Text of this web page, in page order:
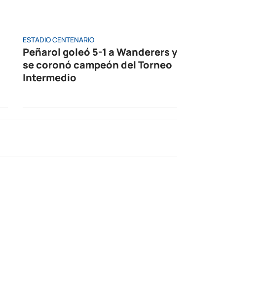
ESTADIO CENTENARIO
Peñarol goleó 5-1 a Wanderers y
se coronó campeón del Torneo
Intermedio